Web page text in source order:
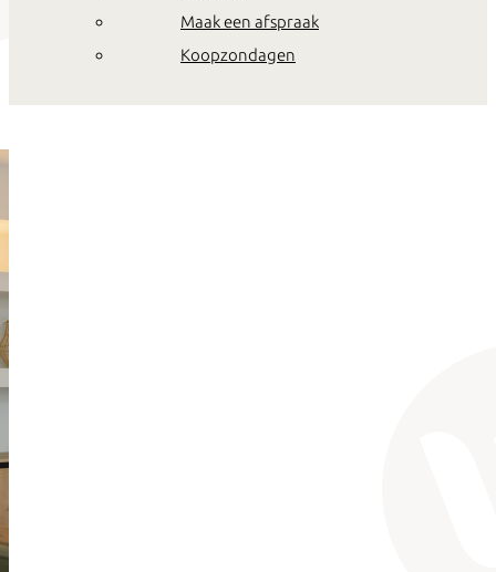
Maak een afspraak
Koopzondagen